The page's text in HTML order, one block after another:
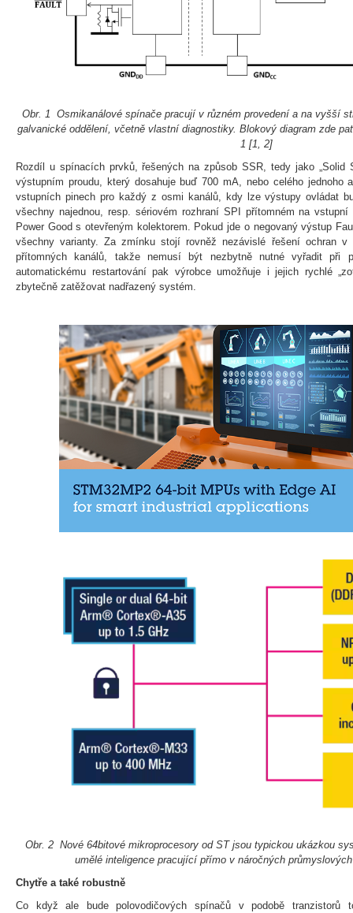
Obr. 1 Osmikanálové spínače pracují v různém provedení a na vyšší
galvanické oddělení, včetně vlastní diagnostiky. Blokový diagram zde
1 [1, 2]
Rozdíl u spínacích prvků, řešených na způsob SSR, tedy jako „Solid
výstupním proudu, který dosahuje buď 700 mA, nebo celého jednoho
vstupních pinech pro každý z osmi kanálů, kdy lze výstupy ovládat
všechny najednou, resp. sériovém rozhraní SPI přítomném na
Power Good s otevřeným kolektorem. Pokud jde o negovaný výstup
všechny varianty. Za zmínku stojí rovněž nezávislé řešení ochran
přítomných kanálů, takže nemusí být nezbytně nutné vyřadit
automatickému restartování pak výrobce umožňuje i jejich rychlé
zbytečně zatěžovat nadřazený systém.
Obr. 2 Nové 64bitové mikroprocesory od ST jsou typickou ukázkou
umělé inteligence pracující přímo v náročných
Chytře a také robustně
Co když ale bude polovodičových spínačů v podobě tranzistorů